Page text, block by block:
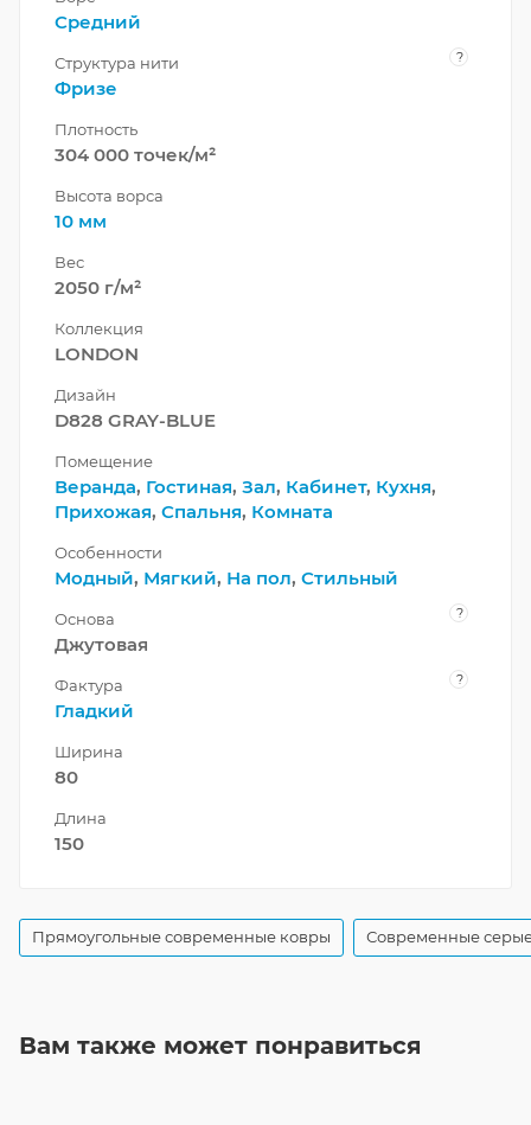
Средний
Структура нити ?
Фризе
Плотность
304 000 точек/м²
Высота ворса
10 мм
Вес
2050 г/м²
Коллекция
LONDON
Дизайн
D828 GRAY-BLUE
Помещение
Веранда, Гостиная, Зал, Кабинет, Кухня,
Прихожая, Спальня, Комната
Особенности
Модный, Мягкий, На пол, Стильный
Основа ?
Джутовая
Фактура ?
Гладкий
Ширина
80
Длина
150
Прямоугольные современные ковры Современные
Вам также может понравиться